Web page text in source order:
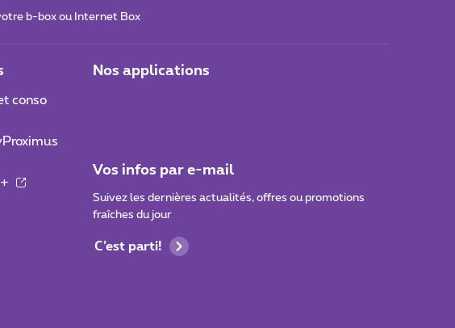
b-box ou Internet Box
conso
Nos applications
Vos infos par e-mail
Suivez les dernières actualités, offres ou promotions
fraîches du jour
C’est parti!